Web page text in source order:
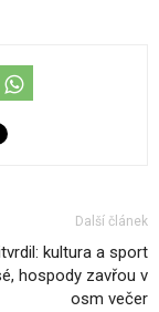
Další článek
kultura a sport
hospody zavřou v
osm večer